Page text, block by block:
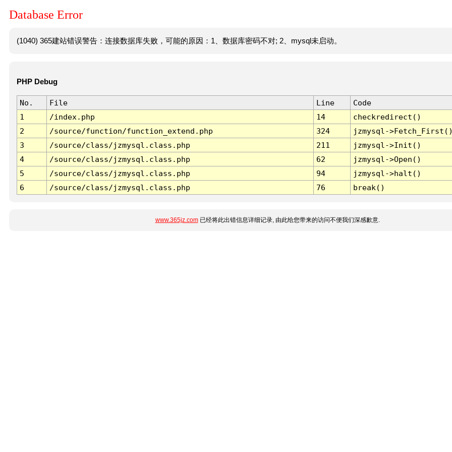
Database Error
(1040) 365建站错误警告：连接数据库失败，可能的原因：1、数据库密码不对; 2、mysql未启动。
PHP Debug
No. File Line
Code
1
/index.php 14
checkredirect()
2
/source/function/function_extend.php 324
jzmysql-
3
/source/class/jzmysql.class.php 211
jzmysql->Init()
4
/source/class/jzmysql.class.php 62
jzmysql->Open()
5
/source/class/jzmysql.class.php 94
jzmysql->halt()
6
/source/class/jzmysql.class.php 76 break()
www.365jz.com已经将此出错信息详细记录, 由此给您带来的访问不便我们深感歉意.